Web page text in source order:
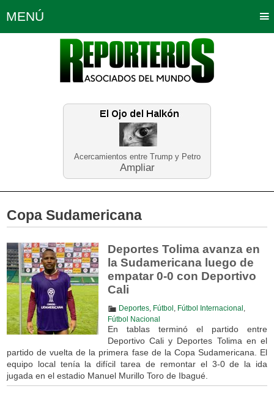
Acercamientos entre Trump y Petro
Ampliar
MENÚ
Política Opinión Bogotá
Planeta Tierra Deportes
Educación Neira
Copa Sudamericana
Deportes Tolima avanza en
la Sudamericana luego de
empatar 0-0 con Deportivo
Cali
Deportes, Fútbol Fútbol Internacional
Fútbol Nacional
En tablas terminó el partido entre
Deportivo Cali y Deportes Tolima en el
partido de vuelta de la primera fase de la Copa Sudamericana. El
equipo local tenía la difícil tarea de remontar el 3-0 de la ida
jugada en el estadio Manuel Murillo Toro de Ibagué.